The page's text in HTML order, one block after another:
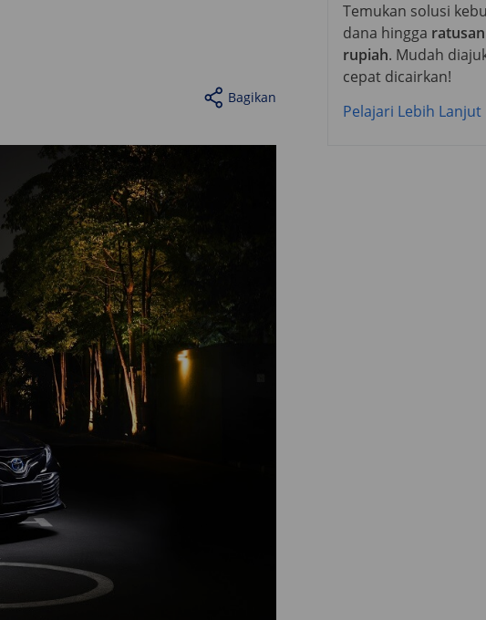
Bagikan
Temukan solusi
dana hingga
rupiah. Mudah
cepat dicairkan!
Pelajari Lebih Lanjut